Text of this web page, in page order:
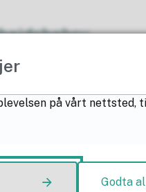
og
4
på vårt
Godta